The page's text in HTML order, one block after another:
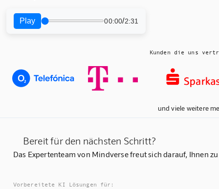
Play 00:00/2:31
Kunden die uns
und viele weitere
Bereit für den nächsten Schritt?
Das Expertenteam von Mindverse freut sich darauf, Ihnen
Vorbereitete KI Lösungen für: